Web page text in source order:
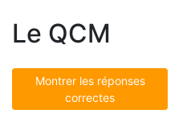
Le QCM
Montrer les réponses
correctes